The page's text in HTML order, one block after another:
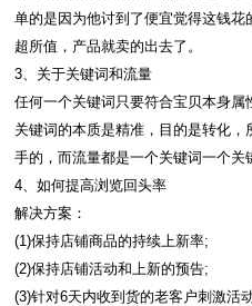
单的是因为他讨到了便宜觉得这钱
超所值，产品就卖的出去了。
3、关于关键词和流量
任何一个关键词只要符合宝贝本身属
关键词的本质是精准，目的是转化，
手的，而流量都是一个关键词一个关
4、如何提高浏览回头率
解决方案：
(1)保持店铺商品的持续上新率;
(2)保持店铺活动和上新的预告;
(3)针对6天内收到货的老客户刺激活